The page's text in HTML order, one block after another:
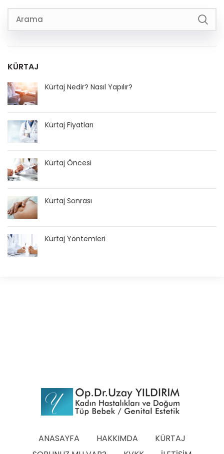
KÜRTAJ
Kürtaj Nedir? Nasıl Yapılır?
Kürtaj Fiyatları
Kürtaj Öncesi
Kürtaj Sonrası
Kürtaj Yöntemleri
ANASAYFA HAKKIMDA
KÜRTAJ